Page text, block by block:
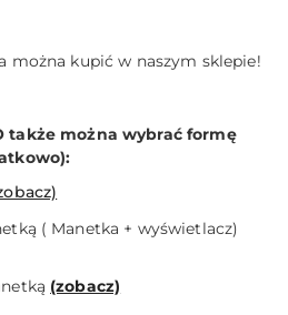
można kupić w naszym sklepie!
także można wybrać formę
( Manetka + wyświetlacz)
(zobacz)